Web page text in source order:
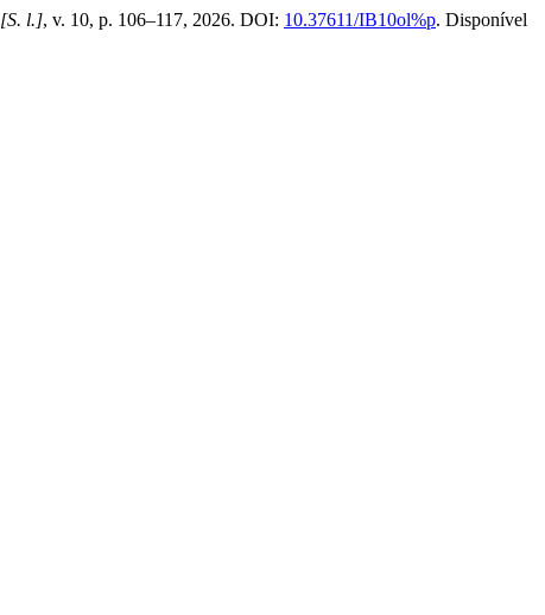
[S. l.], v. 10, p. 106–117, 2026. DOI: 10.37611/IB10ol%p. Disponível